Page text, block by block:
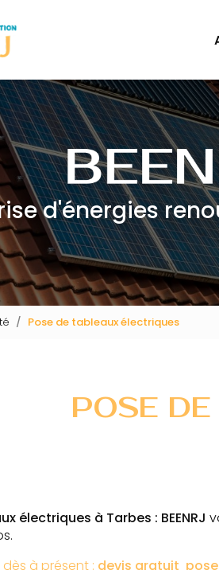
d'énergies
Pose de tableaux électriques
POSE
électriques à Tarbes : BEENRJ
à présent : devis gratuit